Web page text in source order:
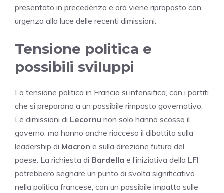
presentato in precedenza e ora viene riproposto con
urgenza alla luce delle recenti dimissioni.
Tensione politica e
possibili sviluppi
La tensione politica in Francia si intensifica, con i partiti
che si preparano a un possibile rimpasto governativo.
Le dimissioni di Lecornu non solo hanno scosso il
governo, ma hanno anche riacceso il dibattito sulla
leadership di Macron e sulla direzione futura del
paese. La richiesta di Bardella e l’iniziativa della LFI
potrebbero segnare un punto di svolta significativo
nella politica francese, con un possibile impatto sulle